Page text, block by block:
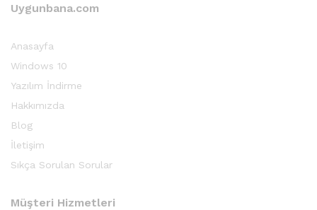
Uygunbana.com
Anasayfa
Windows 10
Yazılım İndirme
Hakkımızda
Blog
İletişim
Sıkça Sorulan Sorular
Müşteri Hizmetleri